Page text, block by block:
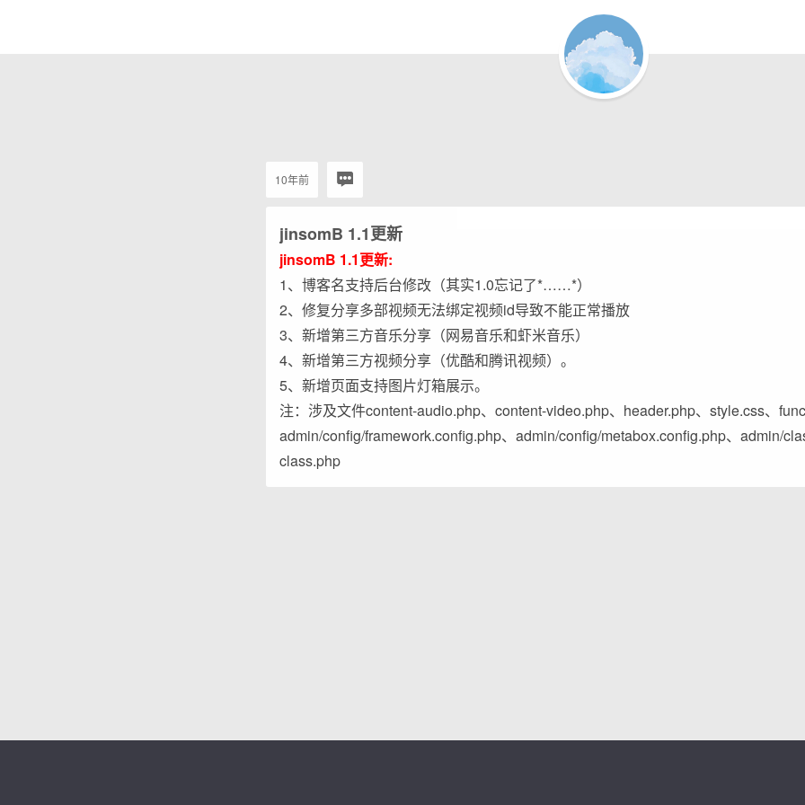
10年前
jinsomB 1.1更新
jinsomB 1.1更新:
1、博客名支持后台修改（其实1.0忘记了*……*）
2、修复分享多部视频无法绑定视频id导致不能正常播放
3、新增第三方音乐分享（网易音乐和虾米音乐）
4、新增第三方视频分享（优酷和腾讯视频）。
5、新增页面支持图片灯箱展示。
注：涉及文件content-audio.php、content-video.php、header.php、style.css、
admin/config/framework.config.php、admin/config/metabox.config.php、admin/
class.php